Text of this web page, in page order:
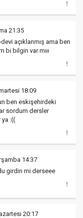
21:35
açıklanmış ama ben
bi bilgin var mııı
18:09
ben eskişehirdeki
sordum dersler
:((
14:37
girdin mi derseee
20:17